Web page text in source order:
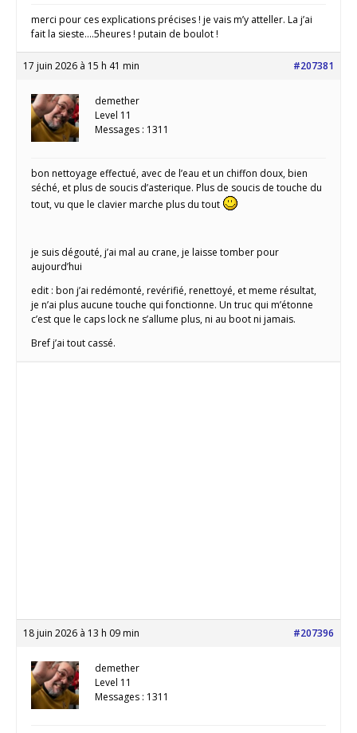
merci pour ces explications précises ! je vais m’y atteller. La j’ai
fait la sieste….5heures ! putain de boulot !
17 juin 2026 à 15 h 41 min #207381
demether
Level 11
Messages : 1311
bon nettoyage effectué, avec de l’eau et un chiffon doux, bien
séché, et plus de soucis d’asterique. Plus de soucis de touche du
tout, vu que le clavier marche plus du tout
je suis dégouté, j’ai mal au crane, je laisse tomber pour
aujourd’hui
edit : bon j’ai redémonté, revérifié, renettoyé, et meme résultat,
je n’ai plus aucune touche qui fonctionne. Un truc qui m’étonne
c’est que le caps lock ne s’allume plus, ni au boot ni jamais.
Bref j’ai tout cassé.
18 juin 2026 à 13 h 09 min #207396
demether
Level 11
Messages : 1311